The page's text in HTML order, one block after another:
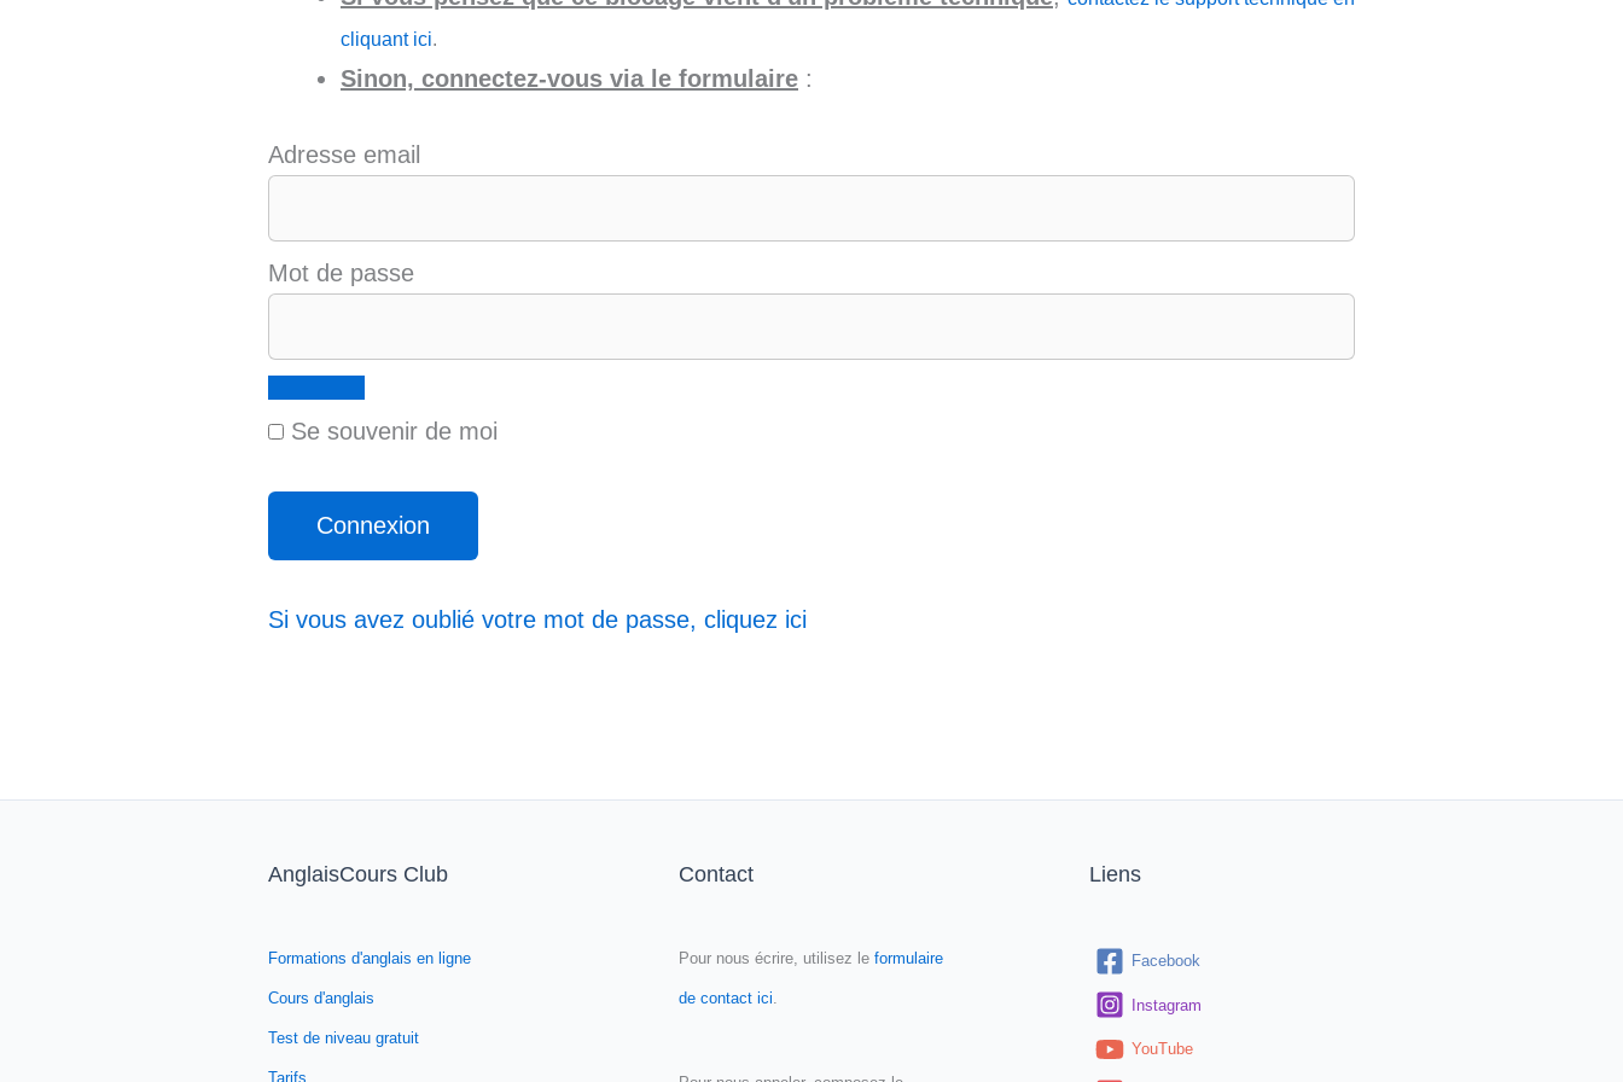
cliquant ici.
Sinon, connectez-vous via le formulaire :
Adresse email
Mot de passe
Se souvenir de moi
Si vous avez oublié votre mot de passe, cliquez ici
AnglaisCours Club
Formations d'anglais en ligne
Cours d'anglais
Test de niveau gratuit
Tarifs
Contact
Pour nous écrire, utilisez le formulaire
de contact ici.
Liens
Facebook
Instagram
YouTube